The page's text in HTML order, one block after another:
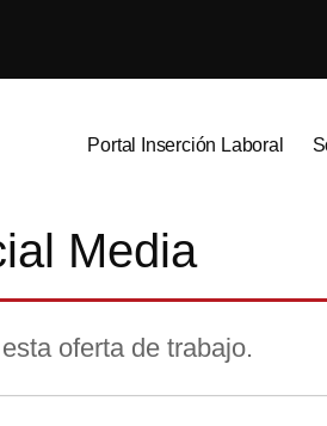
Portal Inserción Laboral
Media
oferta de trabajo.